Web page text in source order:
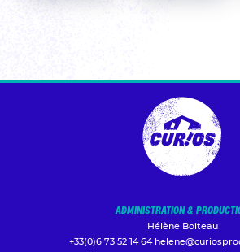
ADMINISTRATION &
Hélène Boiteau
+33(0)6 73 52 14 64